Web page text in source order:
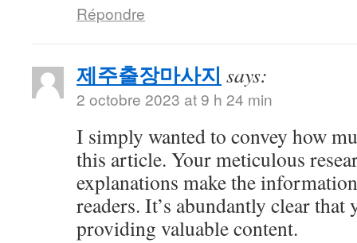
Répondre
제주출장마사지 says:
2 octobre 2023 at 9 h 24 min
I simply wanted to convey how
this article. Your meticulous
explanations make the
readers. It’s abundantly clear that
providing valuable content.